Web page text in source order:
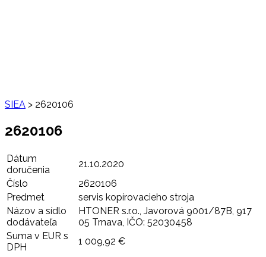
SIEA > 2620106
2620106
Dátum
doručenia
21.10.2020
Číslo
2620106
Predmet
servis kopírovacieho stroja
Názov a sídlo
dodávateľa
HTONER s.r.o., Javorová 9001/87B, 917
05 Trnava, IČO: 52030458
Suma v EUR s
DPH
1 009,92 €